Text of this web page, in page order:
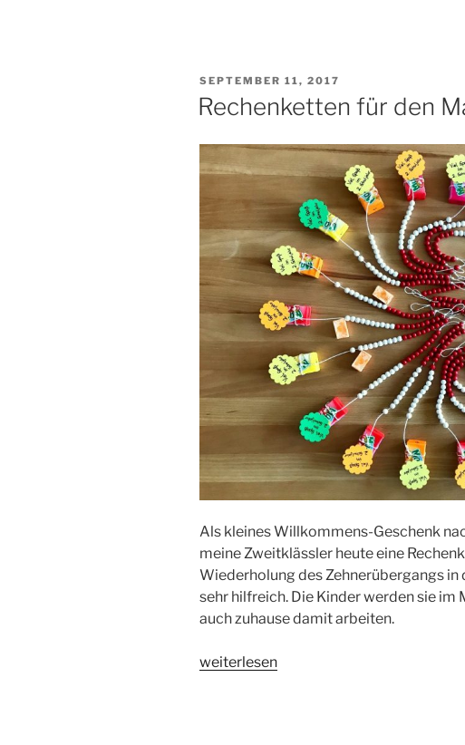
VERÖFFENTLICHT
AM
SEPTEMBER 11, 2017
Rechenketten für den
Als kleinesWillkommens-Geschenk
meine Zweitklässler heute eine
Wiederholung des Zehnerübergangs in
sehr hilfreich. Die Kinder werden sie im
auch zuhause damit arbeiten.
„Rechenketten
weiterlesen